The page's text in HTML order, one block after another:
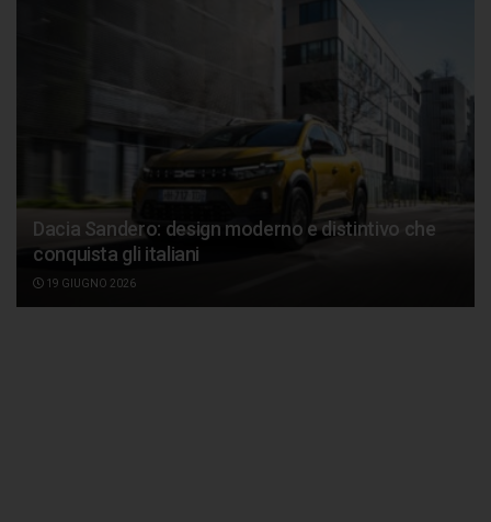
Dacia Sandero: design moderno e distintivo che
conquista gli italiani
19 GIUGNO 2026